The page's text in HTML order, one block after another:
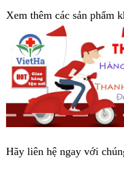
Xem thêm các sản phẩm
Hãy liên hệ ngay với